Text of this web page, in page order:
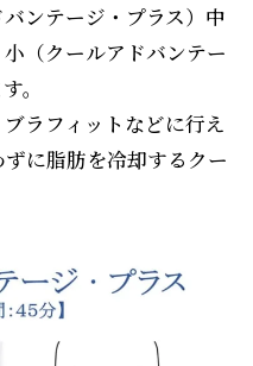
ンテージ・プラス）中
（クールアドバンテー
。
ラフィットなどに行え
に脂肪を冷却するクー